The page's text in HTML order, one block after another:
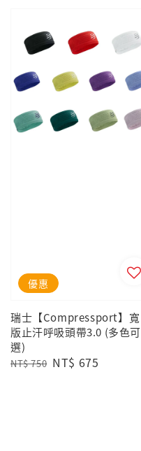
優惠
瑞士【Compressport】寬
版止汗呼吸頭帶3.0 (多色可
選)
Regular
NT$ 750 Sale
NT$ 675